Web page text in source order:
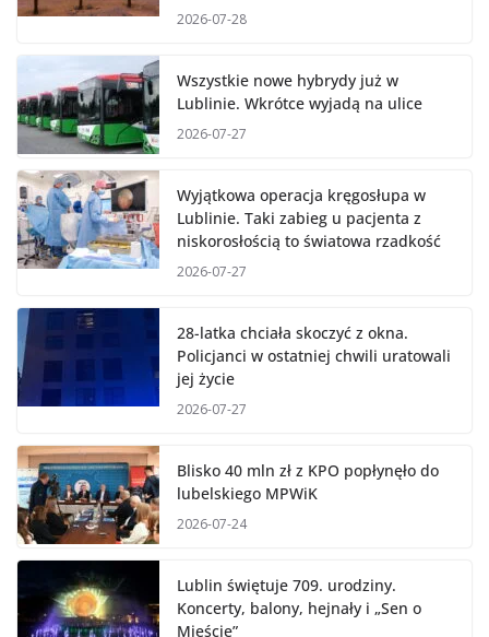
2026-07-28
Wszystkie nowe hybrydy już w
Lublinie. Wkrótce wyjadą na ulice
2026-07-27
Wyjątkowa operacja kręgosłupa w
Lublinie. Taki zabieg u pacjenta z
niskorosłością to światowa rzadkość
2026-07-27
28-latka chciała skoczyć z okna.
Policjanci w ostatniej chwili uratowali
jej życie
2026-07-27
Blisko 40 mln zł z KPO popłynęło do
lubelskiego MPWiK
2026-07-24
Lublin świętuje 709. urodziny.
Koncerty, balony, hejnały i „Sen o
Mieście”